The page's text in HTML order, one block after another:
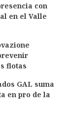
con
en el Valle
flotas
GAL suma
en pro de la